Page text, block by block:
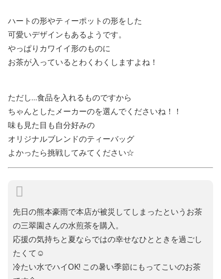
ハートの形やティーポットの形をした
可愛いデザインもあるようです。
やっぱりカワイイ形のものに
お茶が入っているとわくわくしますよね！
ただし…食品を入れるものですから
ちゃんとしたメーカーのを選んでくださいね！！
味も見た目も自分好みの
オリジナルブレンドのティーバッグ
よかったら挑戦してみてください☆
先日の熊本豪雨で本店が被災してしまったというお茶
の三翠園さんの水煎茶を購入。
応援の気持ちと夏ならではの幸せなひとときを過ごし
たくて☺️
冷たい水でハイOK! この暑い季節にもってこいのお茶